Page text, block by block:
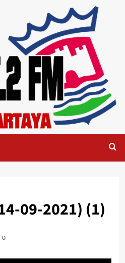
09-2021) (1)
0